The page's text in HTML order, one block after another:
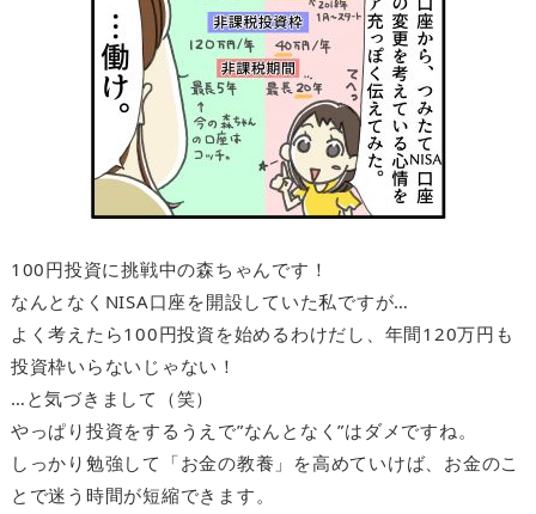
100円投資に挑戦中の森ちゃんです！
なんとなくNISA口座を開設していた私ですが…
よく考えたら100円投資を始めるわけだし、年間120万円も
投資枠いらないじゃない！
…と気づきまして（笑）
やっぱり投資をするうえで”なんとなく”はダメですね。
しっかり勉強して「お金の教養」を高めていけば、お金のこ
とで迷う時間が短縮できます。